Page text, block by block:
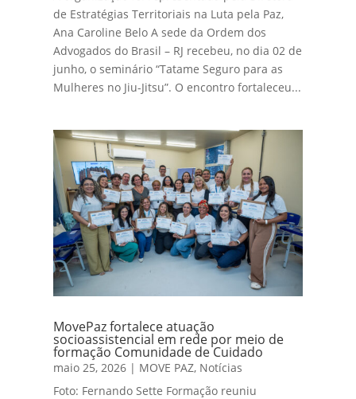
de Estratégias Territoriais na Luta pela Paz,
Ana Caroline Belo A sede da Ordem dos
Advogados do Brasil – RJ recebeu, no dia 02 de
junho, o seminário “Tatame Seguro para as
Mulheres no Jiu-Jitsu”. O encontro fortaleceu...
MovePaz fortalece atuação
socioassistencial em rede por meio de
formação Comunidade de Cuidado
maio 25, 2026 | MOVE PAZ, Notícias
Foto: Fernando Sette Formação reuniu